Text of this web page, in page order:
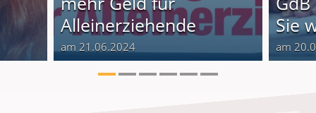
Alleinerziehende
am 21.06.2024
Sie
am